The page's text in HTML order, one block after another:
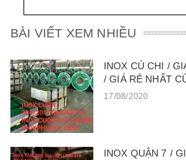
BÀI VIẾT XEM NHIỀU
INOX CỦ CHI /
/ GIÁ RẺ NHẤT
17/08/2020
INOX QUẬN 7 /